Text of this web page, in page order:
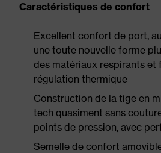
Caractéristiques de confort
Excellent confort de port,
une toute nouvelle forme
des matériaux respirants et
régulation thermique
Construction de la tige en
tech quasiment sans
points de pression, avec
Semelle de confort